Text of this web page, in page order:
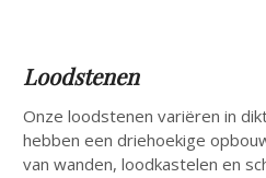
Loodstenen
Onze loodstenen variëren in
hebben een driehoekige
van wanden, loodkastelen en